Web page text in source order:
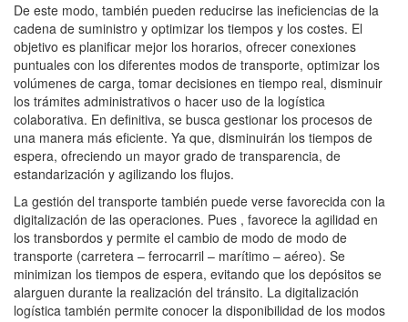
De este modo, también pueden reducirse las ineficiencias de la
cadena de suministro y optimizar los tiempos y los costes. El
objetivo es planificar mejor los horarios, ofrecer conexiones
puntuales con los diferentes modos de transporte, optimizar los
volúmenes de carga, tomar decisiones en tiempo real, disminuir
los trámites administrativos o hacer uso de la logística
colaborativa. En definitiva, se busca gestionar los procesos de
una manera más eficiente. Ya que, disminuirán los tiempos de
espera, ofreciendo un mayor grado de transparencia, de
estandarización y agilizando los flujos.
La gestión del transporte también puede verse favorecida con la
digitalización de las operaciones. Pues , favorece la agilidad en
los transbordos y permite el cambio de modo de modo de
transporte (carretera – ferrocarril – marítimo – aéreo). Se
minimizan los tiempos de espera, evitando que los depósitos se
alarguen durante la realización del tránsito. La digitalización
logística también permite conocer la disponibilidad de los modos